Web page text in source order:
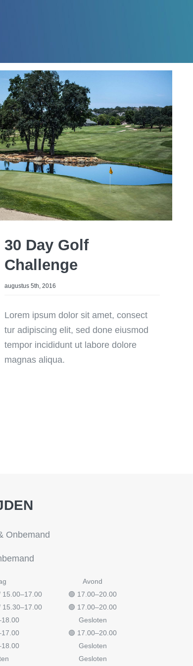
30 Day Golf
Challenge
augustus 5th, 2016
Lorem ipsum dolor sit amet, consect
tur adipiscing elit, sed done eiusmod
tempor incididunt ut labore dolore
magnas aliqua.
Onbemand
Avond
15.00–17.00
🟢 17.00–20.00
15.30–17.00
🟢 17.00–20.00
Gesloten
🟢 17.00–20.00
Gesloten
Gesloten